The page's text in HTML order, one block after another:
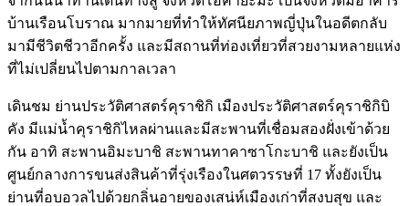
บ้านเรือนโบราณ มากมายที่ทำให้ทัศนียภาพญี่ปุ่นในอดีตกลับ
มามีชีวิตชีวาอีกครั้ง และมีสถานที่ท่องเที่ยวที่สวยงามหลายแห่ง
ที่ไม่เปลี่ยนไปตามกาลเวลา
เดินชม ย่านประวัติศาสตร์คุราชิกิ เมืองประวัติศาสตร์คุราชิกิบิ
คัง มีแม่น้ำคุราชิกิไหลผ่านและมีสะพานที่เชื่อมสองฝั่งเข้าด้วย
กัน อาทิ สะพานอิมะบาชิ สะพานทาคาซาโกะบาชิ และยังเป็น
ศูนย์กลางการขนส่งสินค้าที่รุ่งเรืองในศตวรรษที่ 17 ทั้งยังเป็น
ย่านที่อบอวลไปด้วยกลิ่นอายของเสน่ห์เมืองเก่าที่สงบสุข และ